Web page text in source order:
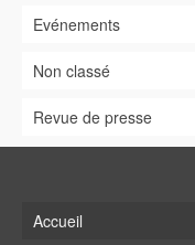
Evénements
Non classé
Revue de presse
Accueil